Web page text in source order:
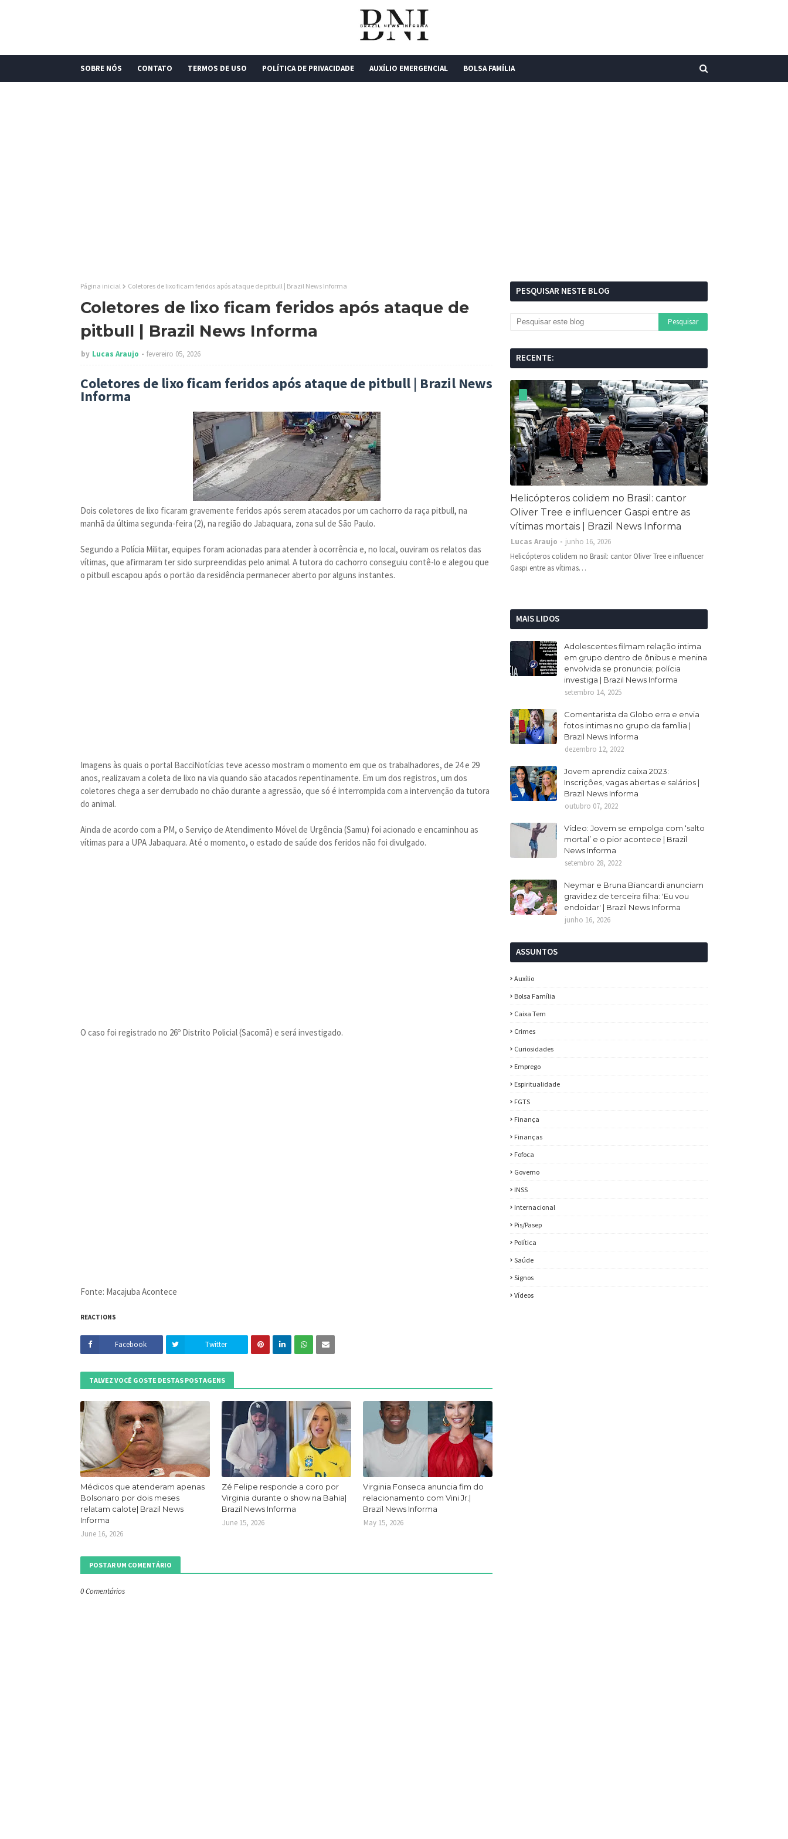
SOBRE NÓS CONTATO TERMOS DE USO POLÍTICA DE PRIVACIDADE AUXÍLIO EMERGENCIAL BOLSA FAMÍLIA
Página inicial Coletores de lixo ficam feridos após ataque de pitbull | Brazil News Informa
Coletores de lixo ficam feridos após ataque de
pitbull | Brazil News Informa
by Lucas Araujo fevereiro 05, 2026
Coletores de lixo ficam feridos após ataque de pitbull | Brazil News
Informa
Dois coletores de lixo ficaram gravemente feridos após serem atacados por um cachorro da raça pitbull, na
manhã da última segunda-feira (2), na região do Jabaquara, zona sul de São Paulo.
Segundo a Polícia Militar, equipes foram acionadas para atender à ocorrência e, no local, ouviram os relatos das
vítimas, que afirmaram ter sido surpreendidas pelo animal. A tutora do cachorro conseguiu contê-lo e alegou que
o pitbull escapou após o portão da residência permanecer aberto por alguns instantes.
Imagens às quais o portal BacciNotícias teve acesso mostram o momento em que os trabalhadores, de 24 e 29
anos, realizavam a coleta de lixo na via quando são atacados repentinamente. Em um dos registros, um dos
coletores chega a ser derrubado no chão durante a agressão, que só é interrompida com a intervenção da tutora
do animal.
Ainda de acordo com a PM, o Serviço de Atendimento Móvel de Urgência (Samu) foi acionado e encaminhou as
vítimas para a UPA Jabaquara. Até o momento, o estado de saúde dos feridos não foi divulgado.
O caso foi registrado no 26º Distrito Policial (Sacomã) e será investigado.
Fonte: Macajuba Acontece
REACTIONS
Facebook Twitter
TALVEZ VOCÊ GOSTE DESTAS POSTAGENS
Médicos que atenderam apenas
Bolsonaro por dois meses
relatam calote| Brazil News
Informa
June 16, 2026
Zé Felipe responde a coro por
Virginia durante o show na Bahia|
Brazil News Informa
June 15, 2026
Virginia Fonseca anuncia fim do
relacionamento com Vini Jr.|
Brazil News Informa
May 15, 2026
POSTAR UM COMENTÁRIO
0 Comentários
PESQUISAR NESTE BLOG
RECENTE:
Helicópteros colidem no Brasil: cantor
Oliver Tree e influencer Gaspi entre as
vítimas mortais | Brazil News Informa
Lucas Araujo
junho 16, 2026
Helicópteros colidem no Brasil: cantor Oliver Tree e influencer
Gaspi entre as vítimas…
MAIS LIDOS
Adolescentes filmam relação intima
em grupo dentro de ônibus e menina
envolvida se pronuncia; polícia
investiga | Brazil News Informa
setembro 14, 2025
Comentarista da Globo erra e envia
fotos intimas no grupo da família |
Brazil News Informa
dezembro 12, 2022
Jovem aprendiz caixa 2023:
Inscrições, vagas abertas e salários |
Brazil News Informa
outubro 07, 2022
Vídeo: Jovem se empolga com ‘salto
mortal’ e o pior acontece | Brazil
News Informa
setembro 28, 2022
Neymar e Bruna Biancardi anunciam
gravidez de terceira filha: 'Eu vou
endoidar' | Brazil News Informa
junho 16, 2026
ASSUNTOS
Auxílio
Bolsa Família
Caixa Tem
Crimes
Curiosidades
Emprego
Espiritualidade
FGTS
Finança
Finanças
Fofoca
Governo
INSS
Internacional
Pis/Pasep
Política
Saúde
Signos
Vídeos